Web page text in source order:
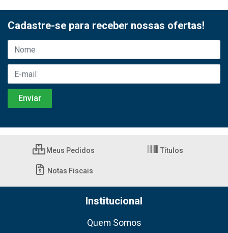
Cadastre-se para receber nossas ofertas!
Meus Pedidos Títulos
Notas Fiscais
Institucional
Quem Somos